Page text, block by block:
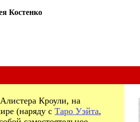
Костенко
Кроули, на
(наряду с Таро Уэйта,